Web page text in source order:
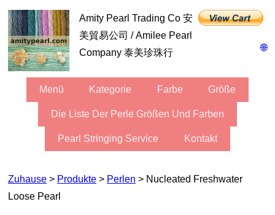
🌐
Amity Pearl Trading Co 安
美貿易公司 / Amilee Pearl
Company 泰美珍珠行
Menü Kategorie Farbe Größe
Die Liste Der Perle Größen Und Farben
Pearl Stringing Service Kontakt
Zuhause > Produkte > Perlen > Nucleated Freshwater
Loose Pearl